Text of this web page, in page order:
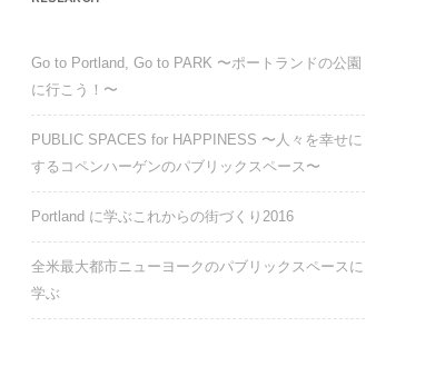
Go to Portland, Go to PARK 〜ポートランドの公園
に行こう！〜
PUBLIC SPACES for HAPPINESS 〜人々を幸せに
するコペンハーゲンのパブリックスペース〜
Portland に学ぶこれからの街づくり2016
全米最大都市ニューヨークのパブリックスペースに
学ぶ